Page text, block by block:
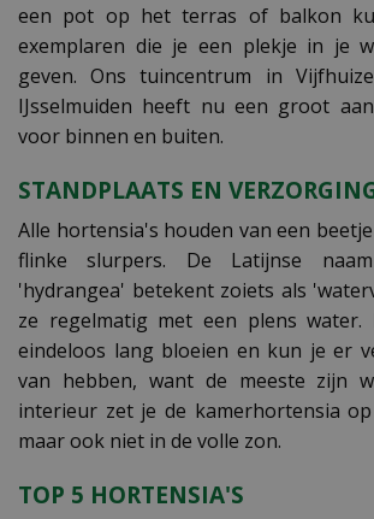
een pot op het terras of balkon
exemplaren die je een plekje in je
geven. Ons tuincentrum in
IJsselmuiden heeft nu een groot
voor binnen en buiten.
STANDPLAATS EN
Alle hortensia's houden van een
flinke slurpers. De Latijnse
'hydrangea' betekent zoiets als
ze regelmatig met een plens water.
eindeloos lang bloeien en kun je er
van hebben, want de meeste zijn
interieur zet je de kamerhortensia
maar ook niet in de volle zon.
TOP 5 HORTENSIA'S